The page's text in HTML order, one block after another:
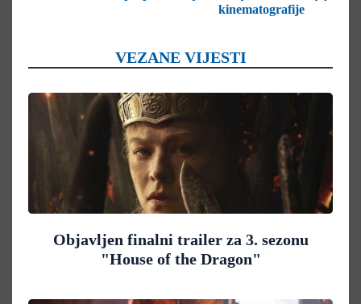
kinematografije
VEZANE VIJESTI
Objavljen finalni trailer za 3. sezonu
"House of the Dragon"